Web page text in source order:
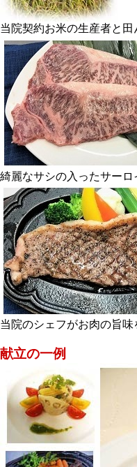
当院契約お米の生産者と
綺麗なサシの入ったサーロ
当院のシェフがお肉の旨
献立の一例